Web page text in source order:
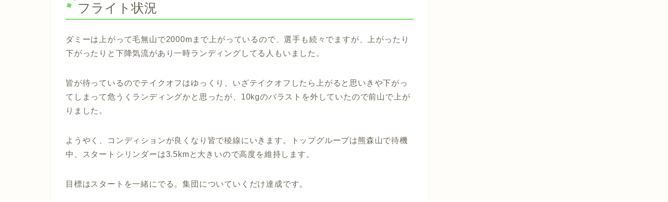
フライト状況
ダミーは上がって毛無山で2000mまで上がっているので、選手も続々でますが、上がったり
下がったりと下降気流があり一時ランディングしてる人もいました。
皆が待っているのでテイクオフはゆっくり、いざテイクオフしたら上がると思いきや下がっ
てしまって危うくランディングかと思ったが、10kgのバラストを外していたので前山で上が
りました。
ようやく、コンディションが良くなり皆で稜線にいきます。トップグループは熊森山で待機
中、スタートシリンダーは3.5kmと大きいので高度を維持します。
目標はスタートを一緒にでる。集団についていくだけ達成です。